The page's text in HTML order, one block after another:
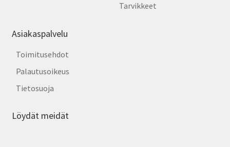
Tarvikkeet
Asiakaspalvelu
Toimitusehdot
Palautusoikeus
Tietosuoja
Löydät meidät